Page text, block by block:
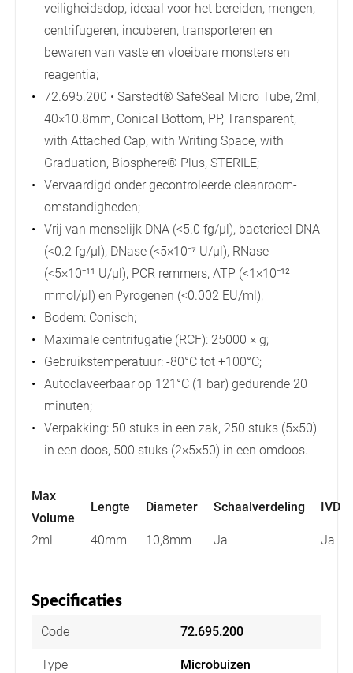
veiligheidsdop, ideaal voor het bereiden, mengen,
centrifugeren, incuberen, transporteren en
bewaren van vaste en vloeibare monsters en
reagentia;
72.695.200 • Sarstedt® SafeSeal Micro Tube, 2ml,
40×10.8mm, Conical Bottom, PP, Transparent,
with Attached Cap, with Writing Space, with
Graduation, Biosphere® Plus, STERILE;
Vervaardigd onder gecontroleerde cleanroom-
omstandigheden;
Vrij van menselijk DNA (<5.0 fg/µl), bacterieel DNA
(<0.2 fg/µl), DNase (<5×10⁻⁷ U/µl), RNase
(<5×10⁻¹¹ U/µl), PCR remmers, ATP (<1×10⁻¹²
mmol/µl) en Pyrogenen (<0.002 EU/ml);
Bodem: Conisch;
Maximale centrifugatie (RCF): 25000 × g;
Gebruikstemperatuur: -80°C tot +100°C;
Autoclaveerbaar op 121°C (1 bar) gedurende 20
minuten;
Verpakking: 50 stuks in een zak, 250 stuks (5×50)
in een doos, 500 stuks (2×5×50) in een omdoos.
Max
Volume
Lengte Diameter Schaalverdeling IVD
2ml 40mm 10,8mm Ja Ja
Specificaties
Code 72.695.200
Type Microbuizen